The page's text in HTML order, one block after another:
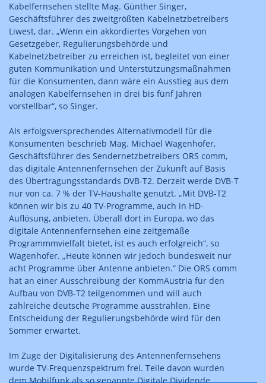
Kabelfernsehen stellte Mag. Günther Singer,
Geschäftsführer des zweitgrößten Kabelnetzbetreibers
Liwest, dar. „Wenn ein akkordiertes Vorgehen von
Gesetzgeber, Regulierungsbehörde und
Kabelnetzbetreiber zu erreichen ist, begleitet von einer
guten Kommunikation und Unterstützungsmaßnahmen
für die Konsumenten, dann wäre ein Ausstieg aus dem
analogen Kabelfernsehen in drei bis fünf Jahren
vorstellbar“, so Singer.
Als erfolgsversprechendes Alternativmodell für die
Konsumenten beschrieb Mag. Michael Wagenhofer,
Geschäftsführer des Sendernetzbetreibers ORS comm,
das digitale Antennenfernsehen der Zukunft auf Basis
des Übertragungsstandards DVB-T2. Derzeit werde DVB-T
nur von ca. 7 % der TV-Haushalte genutzt. „Mit DVB-T2
können wir bis zu 40 TV-Programme, auch in HD-
Auflösung, anbieten. Überall dort in Europa, wo das
digitale Antennenfernsehen eine zeitgemäße
Programmmvielfalt bietet, ist es auch erfolgreich“, so
Wagenhofer. „Heute können wir jedoch bundesweit nur
acht Programme über Antenne anbieten.“ Die ORS comm
hat an einer Ausschreibung der KommAustria für den
Aufbau von DVB-T2 teilgenommen und will auch
zahlreiche deutsche Programme ausstrahlen. Eine
Entscheidung der Regulierungsbehörde wird für den
Sommer erwartet.
Im Zuge der Digitalisierung des Antennenfernsehens
wurde TV-Frequenzspektrum frei. Teile davon wurden
dem Mobilfunk als so genannte Digitale Dividende